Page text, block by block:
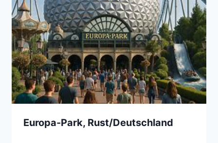
Europa-Park, Rust/Deutschland